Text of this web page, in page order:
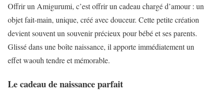
Offrir un Amigurumi, c’est offrir un cadeau chargé d’amour : un
objet fait-main, unique, créé avec douceur. Cette petite création
devient souvent un souvenir précieux pour bébé et ses parents.
Glissé dans une boîte naissance, il apporte immédiatement un
effet waouh tendre et mémorable.
Le cadeau de naissance parfait